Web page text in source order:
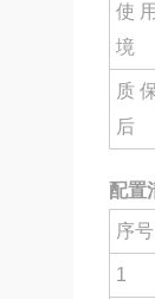
使
境
质
后
配置
序号
1